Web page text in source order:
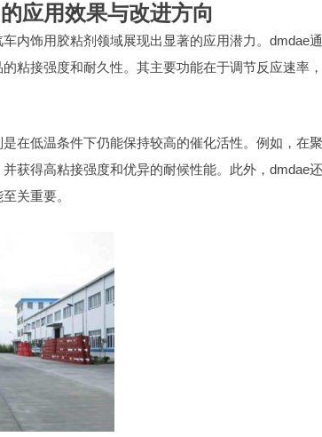
应用效果与改进方向
内饰用胶粘剂领域展现出显著的应用潜力。dmdae
粘接强度和耐久性。其主要功能在于调节反应速率
在低温条件下仍能保持较高的催化活性。例如，在
获得高粘接强度和优异的耐候性能。此外，dmdae
关重要。